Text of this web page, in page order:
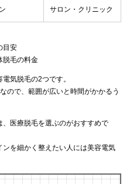
サロン・クリニック
目安
脱毛の料金
気脱毛の2つです。
ので、範囲が広いと時間がかかるう
医療脱毛を選ぶのがおすすめで
を細かく整えたい人には美容電気